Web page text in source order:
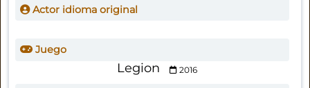
Actor idioma original
Juego
Legion 2016